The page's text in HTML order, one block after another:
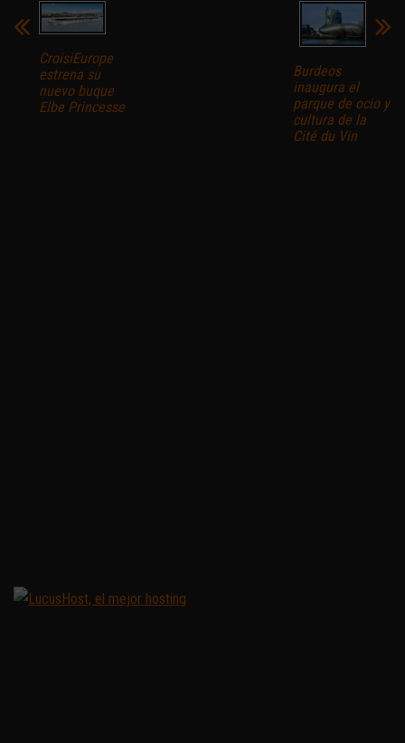
CroisiEurope
estrena su
nuevo buque
Elbe Princesse
Burdeos
inaugura el
parque de ocio y
cultura de la
Cité du Vin